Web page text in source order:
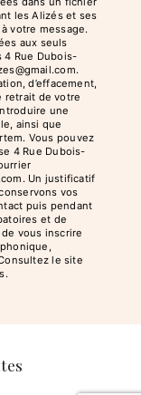
les Alizés et ses
votre message.
aux seuls
4 Rue Dubois-
d’effacement,
retrait de votre
une
ainsi que
Vous pouvez
4 Rue Dubois-
Un justificatif
vos
puis pendant
et de
vous inscrire
le site